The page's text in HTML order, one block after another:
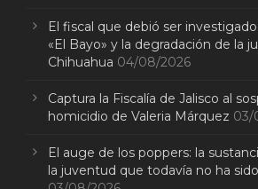
El fiscal que debió ser
«El Bayo» y la degradación de la
Chihuahua 04/08/2026
Captura la Fiscalía de Jalisco al
homicidio de Valeria Márquez 03/
El auge de los poppers: la
la juventud que todavía no ha